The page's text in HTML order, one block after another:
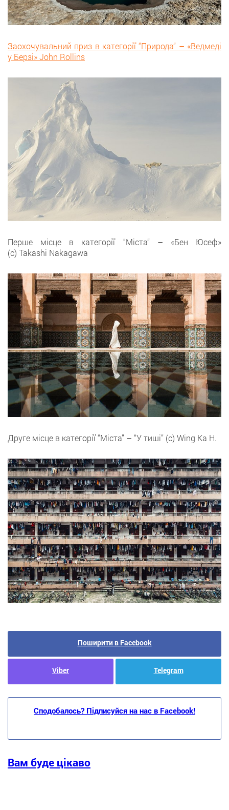
Заохочувальний приз в категорії “Природа” – «Ведмеді
у Берзі» John Rollins
Перше місце в категорії “Міста” – «Бен Юсеф»
(с) Takashi Nakagawa
Друге місце в категорії “Міста” – “У тиші” (с) Wing Ka H.
Поширити в Facebook
Viber Telegram
Сподобалось? Підписуйся на нас в Facebook!
Вам буде цікаво